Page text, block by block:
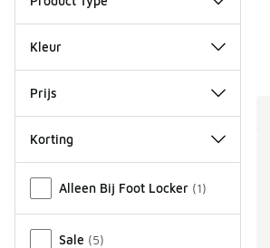
Kleur
Prijs
Korting
Alleen Bij Foot Locker (1)
Sale (5)